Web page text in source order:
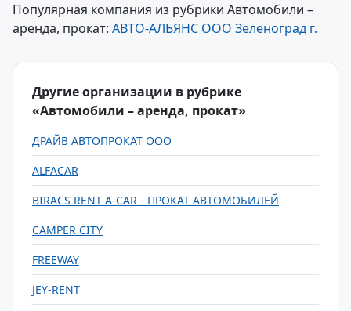
Популярная компания из рубрики Автомобили –
аренда, прокат: АВТО-АЛЬЯНС ООО Зеленоград г.
Другие организации в рубрике
«Автомобили – аренда, прокат»
ДРАЙВ АВТОПРОКАТ ООО
ALFACAR
BIRACS RENT-A-CAR - ПРОКАТ АВТОМОБИЛЕЙ
CAMPER CITY
FREEWAY
JEY-RENT